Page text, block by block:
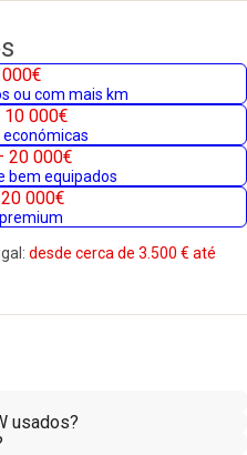
ou com mais km
000€
económicas
20 000€
bem equipados
000€
desde cerca de 3.500 € até
usados?